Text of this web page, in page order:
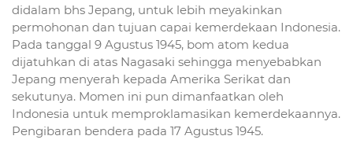
didalam bhs Jepang, untuk lebih meyakinkan
permohonan dan tujuan capai kemerdekaan Indonesia.
Pada tanggal 9 Agustus 1945, bom atom kedua
dijatuhkan di atas Nagasaki sehingga menyebabkan
Jepang menyerah kepada Amerika Serikat dan
sekutunya. Momen ini pun dimanfaatkan oleh
Indonesia untuk memproklamasikan kemerdekaannya.
Pengibaran bendera pada 17 Agustus 1945.